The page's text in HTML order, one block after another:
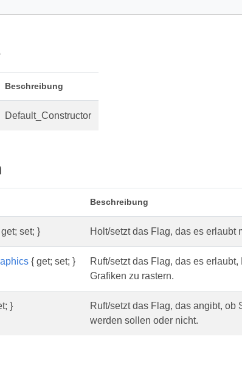
Beschreibung
Default_Constructor
Beschreibung
set; } Holt/setzt das Flag, das es erlaubt
{ get; set; }
Ruft/setzt das Flag, das es
Grafiken zu rastern.
}
Ruft/setzt das Flag, das angibt, ob
werden sollen oder nicht.